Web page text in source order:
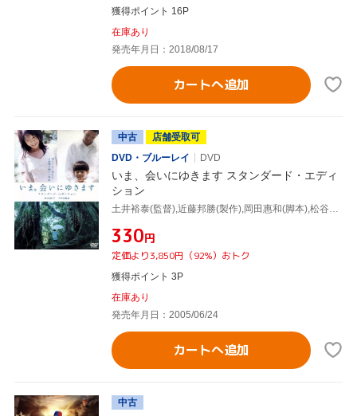
獲得ポイント 16P
在庫あり
発売年月日：2018/08/17
カートへ追加
中古
店舗受取可
DVD・ブルーレイ
DVD
いま、会いにゆきます スタンダード・エディ
ション
¥330円
定価より3,850円（92%）おトク
獲得ポイント 3P
在庫あり
発売年月日：2005/06/24
カートへ追加
中古